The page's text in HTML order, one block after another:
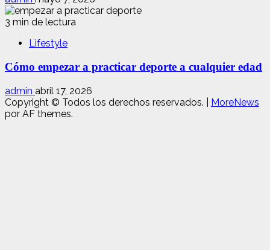
3 min de lectura
Lifestyle
Cómo empezar a practicar deporte a cualquier edad
admin abril 17, 2026
Copyright © Todos los derechos reservados.
MoreNews
por AF themes.